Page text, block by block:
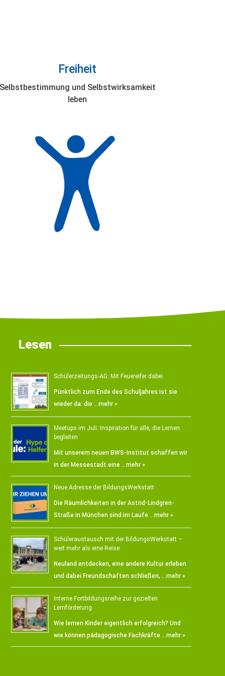
Freiheit
Selbstbestimmung und Selbstwirksamkeit
leben
Lesen
Schülerzeitungs-AG: Mit Feuereifer dabei
Pünktlich zum Ende des Schuljahres ist sie
wieder da: die …mehr »
Meetups im Juli: Inspiration für alle, die Lernen
begleiten
Mit unserem neuen BWS-Institut schaffen wir
in der Messestadt eine …mehr »
Neue Adresse der BildungsWerkstatt
Die Räumlichkeiten in der Astrid-Lindgren-
Straße in München sind im Laufe …mehr »
Schüleraustausch mit der BildungsWerkstatt –
weit mehr als eine Reise
Neuland entdecken, eine andere Kultur erleben
und dabei Freundschaften schließen, …mehr »
Interne Fortbildungsreihe zur gezielten
Lernförderung
Wie lernen Kinder eigentlich erfolgreich? Und
wie können pädagogische Fachkräfte …mehr »